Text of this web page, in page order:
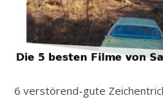
6 verstörend-gute